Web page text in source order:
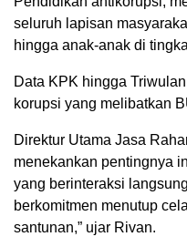
seluruh lapisan
hingga anak-anak di
Data KPK hingga
korupsi yang melibatkan
Direktur Utama Jasa
menekankan pentingnya
yang berinteraksi
berkomitmen menutup
santunan,” ujar Rivan.